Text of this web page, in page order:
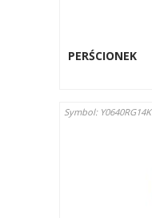
PERŚCIONEK
Symbol: Y0640RG14K